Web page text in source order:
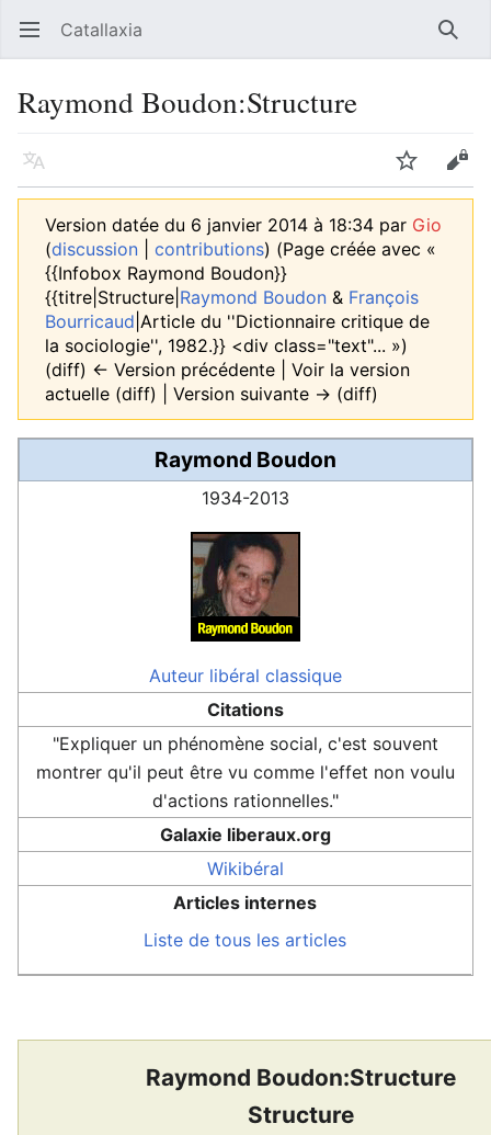
Ouvrir le menu principal Catallaxia
Raymond Boudon:Structure
Langue Suivre
Version datée du 6 janvier 2014 à 18:34 par Gio
(discussion contributions) (Page créée avec «
{{Infobox Raymond Boudon}}
{{titre|Structure| Raymond Boudon & François
Bourricaud |Article du ''Dictionnaire critique de
la sociologie'', 1982.}} <div class="text"... »)
(diff) ← Version précédente | Voir la version
actuelle (diff) | Version suivante → (diff)
Raymond Boudon
1934-2013
Auteur libéral classique
Citations
"Expliquer un phénomène social, c'est souvent
montrer qu'il peut être vu comme l'effet non voulu
d'actions rationnelles."
Galaxie liberaux.org
Wikibéral
Articles internes
Liste de tous les articles
Raymond Boudon:Structure
Structure